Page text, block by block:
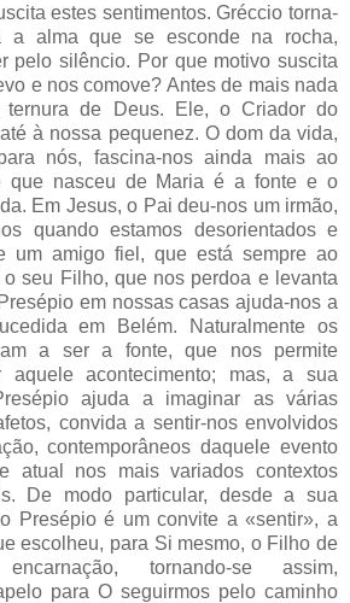
estes sentimentos. Gréccio torna-
a alma que se esconde na rocha,
pelo silêncio. Por que motivo suscita
e nos comove? Antes de mais nada
ternura de Deus. Ele, o Criador do
à nossa pequenez. O dom da vida,
nós, fascina-nos ainda mais ao
que nasceu de Maria é a fonte e o
Em Jesus, o Pai deu-nos um irmão,
quando estamos desorientados e
um amigo fiel, que está sempre ao
seu Filho, que nos perdoa e levanta
em nossas casas ajuda-nos a
em Belém. Naturalmente os
a ser a fonte, que nos permite
aquele acontecimento; mas, a sua
ajuda a imaginar as várias
convida a sentir-nos envolvidos
contemporâneos daquele evento
atual nos mais variados contextos
De modo particular, desde a sua
Presépio é um convite a «sentir», a
escolheu, para Si mesmo, o Filho de
tornando-se assim,
para O seguirmos pelo caminho